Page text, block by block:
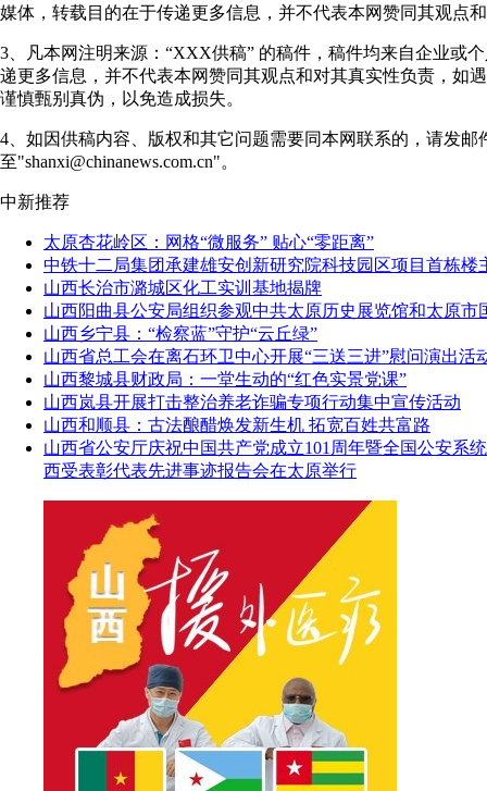
媒体，转载目的在于传递更多信息，并不代表本网赞同其观点
3、凡本网注明来源：“XXX供稿” 的稿件，稿件均来自企业或
递更多信息，并不代表本网赞同其观点和对其真实性负责，如
谨慎甄别真伪，以免造成损失。
4、如因供稿内容、版权和其它问题需要同本网联系的，请发邮
至"shanxi@chinanews.com.cn"。
中新推荐
太原杏花岭区：网格“微服务” 贴心“零距离”
中铁十二局集团承建雄安创新研究院科技园区项目首栋楼
山西长治市潞城区化工实训基地揭牌
山西阳曲县公安局组织参观中共太原历史展览馆和太原市
山西乡宁县：“检察蓝”守护“云丘绿”
山西省总工会在离石环卫中心开展“三送三进”慰问演出活
山西黎城县财政局：一堂生动的“红色实景党课”
山西岚县开展打击整治养老诈骗专项行动集中宣传活动
山西和顺县：古法酿醋焕发新生机 拓宽百姓共富路
山西省公安厅庆祝中国共产党成立101周年暨全国公安系
西受表彰代表先进事迹报告会在太原举行